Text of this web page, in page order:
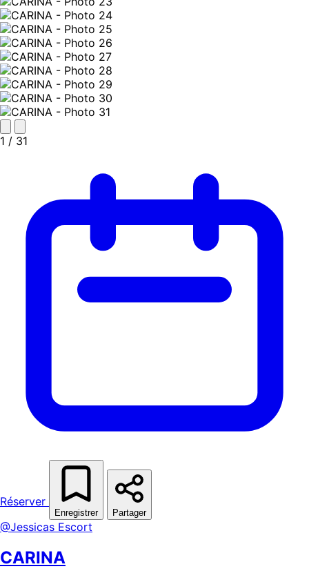
1 / 31
Réserver
Enregistrer Partager
@Jessicas Escort
CARINA